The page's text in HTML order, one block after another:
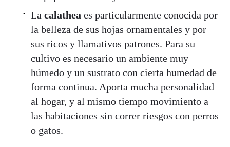
La calathea es particularmente conocida por
la belleza de sus hojas ornamentales y por
sus ricos y llamativos patrones. Para su
cultivo es necesario un ambiente muy
húmedo y un sustrato con cierta humedad de
forma continua. Aporta mucha personalidad
al hogar, y al mismo tiempo movimiento a
las habitaciones sin correr riesgos con perros
o gatos.